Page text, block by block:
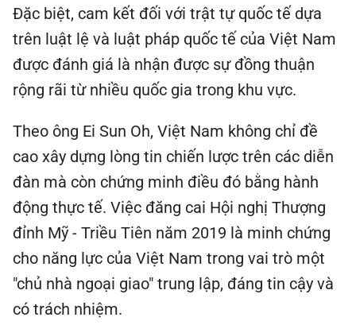
Đặc biệt, cam kết đối với trật tự quốc tế dựa
trên luật lệ và luật pháp quốc tế của Việt Nam
được đánh giá là nhận được sự đồng thuận
rộng rãi từ nhiều quốc gia trong khu vực.
Theo ông Ei Sun Oh, Việt Nam không chỉ đề
cao xây dựng lòng tin chiến lược trên các diễn
đàn mà còn chứng minh điều đó bằng hành
động thực tế. Việc đăng cai Hội nghị Thượng
đỉnh Mỹ - Triều Tiên năm 2019 là minh chứng
cho năng lực của Việt Nam trong vai trò một
"chủ nhà ngoại giao" trung lập, đáng tin cậy và
có trách nhiệm.